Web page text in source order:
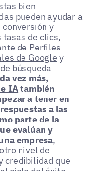
bien
pueden ayudar a
y
tasas de clics,
de Perfiles
de Google y
búsqueda
vez más,
IAtambién
a tener en
a las
parte de la
evalúan y
empresa,
nivel de
credibilidad que